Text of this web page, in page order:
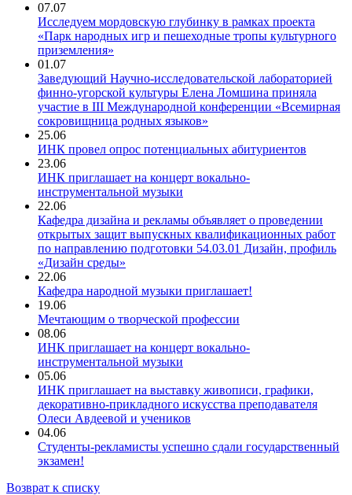
07.07
Исследуем мордовскую глубинку в рамках проекта
«Парк народных игр и пешеходные тропы культурного
приземления»
01.07
Заведующий Научно-исследовательской лабораторией
финно-угорской культуры Елена Ломшина приняла
участие в III Международной конференции «Всемирная
сокровищница родных языков»
25.06
ИНК провел опрос потенциальных абитуриентов
23.06
ИНК приглашает на концерт вокально-
инструментальной музыки
22.06
Кафедра дизайна и рекламы объявляет о проведении
открытых защит выпускных квалификационных работ
по направлению подготовки 54.03.01 Дизайн, профиль
«Дизайн среды»
22.06
Кафедра народной музыки приглашает!
19.06
Мечтающим о творческой профессии
08.06
ИНК приглашает на концерт вокально-
инструментальной музыки
05.06
ИНК приглашает на выставку живописи, графики,
декоративно-прикладного искусства преподавателя
Олеси Авдеевой и учеников
04.06
Студенты-рекламисты успешно сдали государственный
экзамен!
Возврат к списку